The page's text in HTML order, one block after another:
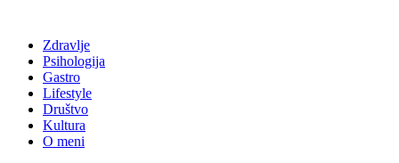
Zdravlje
Psihologija
Gastro
Lifestyle
Društvo
Kultura
O meni